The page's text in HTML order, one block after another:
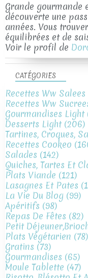
Grande gourmande
découverte une
années. Vous
équilibrées et de
Voir le profil de
CATÉGORIES
Recettes Ww Salees
Recettes Ww
Gourmandises Light
Desserts Light(206)
Tartines, Croques,
Recettes Cookeo
Salades (142)
Quiches, Tartes Et
Plats Viande (121)
Lasagnes Et Pates
La Vie Du Blog (99)
Apéritifs (98)
Repas De Fêtes (82)
Petit
Plats Végétarien (78)
Gratins (73)
Gourmandises (65)
Moule Tablette (47)